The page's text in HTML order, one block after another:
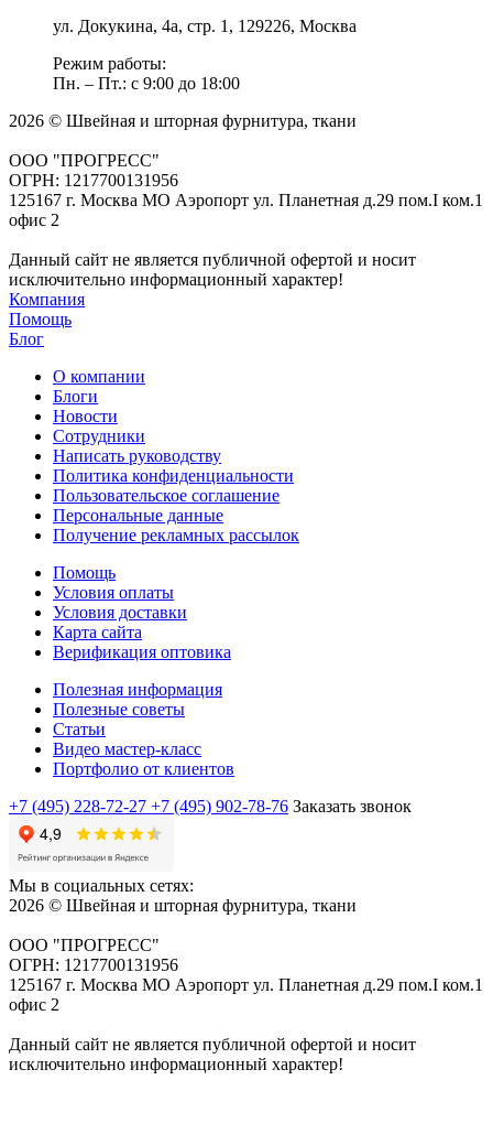
ул. Докукина, 4а, стр. 1, 129226, Москва
Режим работы:
Пн. – Пт.: с 9:00 до 18:00
2026 © Швейная и шторная фурнитура, ткани
ООО "ПРОГРЕСС"
ОГРН: 1217700131956
125167 г. Москва МО Аэропорт ул. Планетная д.29 пом.I ком.1
офис 2
Данный сайт не является публичной офертой и носит
исключительно информационный характер!
Компания
Помощь
Блог
О компании
Блоги
Новости
Сотрудники
Написать руководству
Политика конфиденциальности
Пользовательское соглашение
Персональные данные
Получение рекламных рассылок
Помощь
Условия оплаты
Условия доставки
Карта сайта
Верификация оптовика
Полезная информация
Полезные советы
Статьи
Видео мастер-класс
Портфолио от клиентов
+7 (495) 228-72-27 +7 (495) 902-78-76 Заказать звонок
Мы в социальных сетях:
2026 © Швейная и шторная фурнитура, ткани
ООО "ПРОГРЕСС"
ОГРН: 1217700131956
125167 г. Москва МО Аэропорт ул. Планетная д.29 пом.I ком.1
офис 2
Данный сайт не является публичной офертой и носит
исключительно информационный характер!